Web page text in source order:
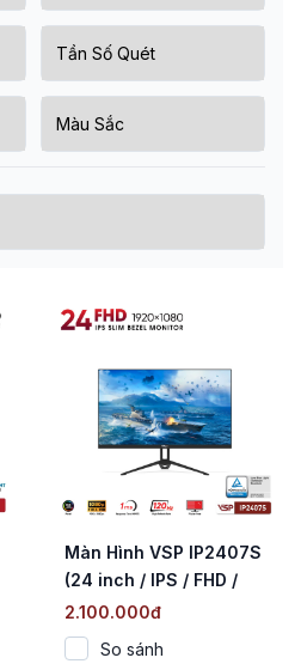
Màn Hình VSP IP2407S
(24 inch / IPS / FHD /
120Hz / 1ms)
2.100.000đ
So sánh